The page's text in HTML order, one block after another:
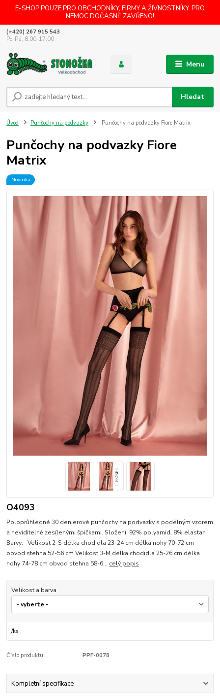
E-SHOP POUZE PRO OBCHODNÍKY, FIRMY A ŽIVNOSTNÍKY. PRO
NEMOC DOČASNĚ ZAVŘENO!
Menu
Hledat
(+420) 267 915 543
Po-Pá, 8:00-17:00
Úvod Punčochy na podvazky Punčochy na podvazky Fiore Matrix
Punčochy na podvazky Fiore
Matrix
Novinka
O4093
Poloprůhledné 30 denierové punčochy na podvazky s podélným vzorem
a neviditelně zesílenými špičkami. Složení: 92% polyamid, 8% elastan
Barvy: Velikost 2-S délka chodidla 23-24 cm délka nohy 70-72 cm
obvod stehna 52-56 cm Velikost 3-M délka chodidla 25-26 cm délka
nohy 74-78 cm obvod stehna 58-6... celý popis
Velikost a barva
/ks
Číslo produktu: PPF-0078
Kompletní specifikace